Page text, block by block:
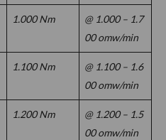
1.000 Nm
@ 1.000 – 1.7
00 omw/min
1.100 Nm
@ 1.100 – 1.6
00 omw/min
1.200 Nm
@ 1.200 – 1.5
00 omw/min